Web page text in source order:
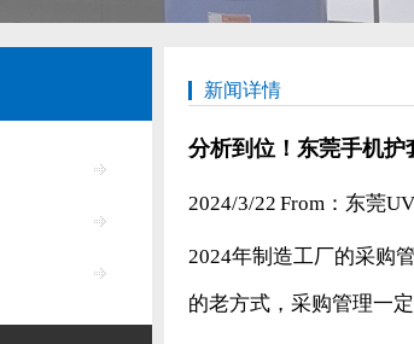
新闻详情
分析到位！东莞手机
2024/3/22 From：东莞
2024年制造工厂的采购
的老方式，采购管理一